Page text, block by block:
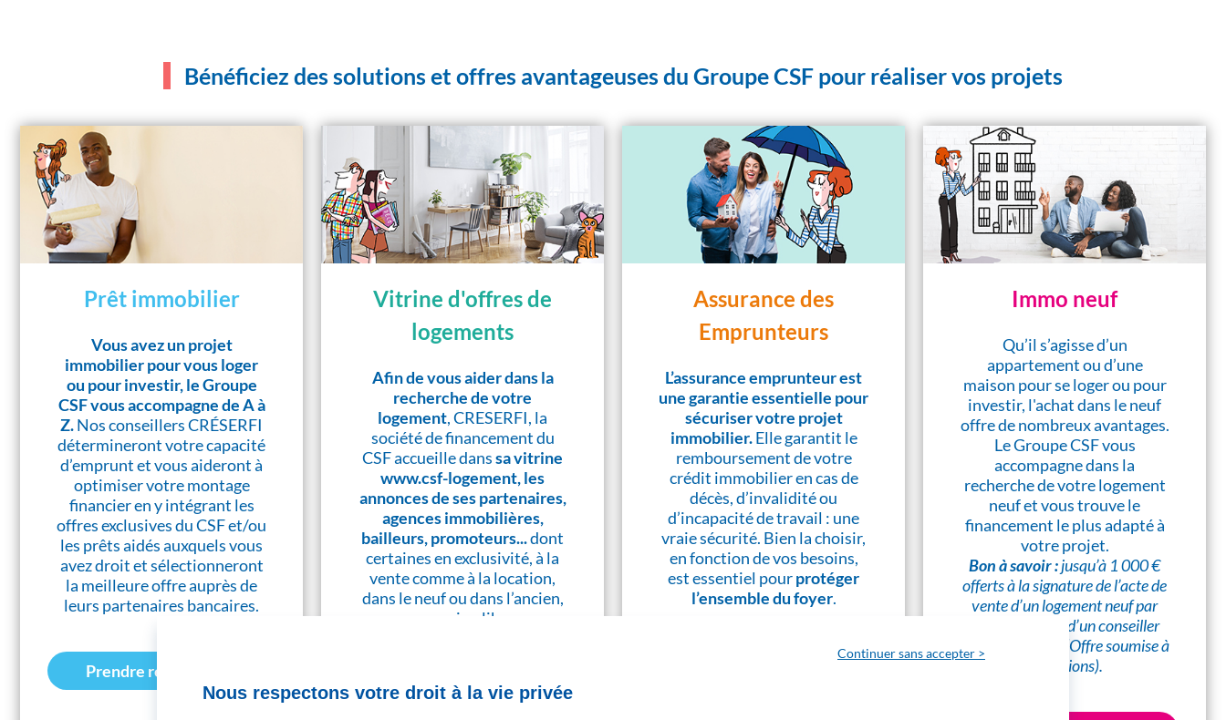
Bénéficiez des solutions et offres avantageuses du Groupe CSF pour réaliser vos projets
Prêt immobilier
Vous avez un projet
immobilier pour vous loger
ou pour investir, le Groupe
CSF vous accompagne de A à
Z.Nos conseillers CRÉSERFI
détermineront votre capacité
d’emprunt et vous aideront à
optimiser votre montage
financier en y intégrant les
offres exclusives du CSF et/ou
les prêts aidés auxquels vous
avez droit et sélectionneront
la meilleure offre auprès de
leurs partenaires bancaires.
Prendre rendez-vous
Vitrine d'offres de
logements
Afin de vous aider dans la
recherche de votre
logement, CRESERFI, la
société de financement du
CSF accueille danssa vitrine
www.csf-logement, les
annonces de ses partenaires,
agences immobilières,
bailleurs, promoteurs...dont
certaines en exclusivité, à la
vente comme à la location,
dans le neuf ou dans l’ancien,
en accession libre ou
En savoir plus
Assurance des
Emprunteurs
L’assurance emprunteur est
une garantie essentielle pour
sécuriser votre projet
immobilier.Elle garantit le
remboursement de votre
crédit immobilier en cas de
décès, d’invalidité ou
d’incapacité de travail : une
vraie sécurité. Bien la choisir,
en fonction de vos besoins,
est essentiel pourprotéger
l’ensemble du foyer.
Immo neuf
Qu’il s’agisse d’un
appartement ou d’une
maison pour se loger ou pour
investir, l'achat dans le neuf
offre de nombreux avantages.
Le Groupe CSF vous
accompagne dans la
recherche de votre logement
neuf et vous trouve le
financement le plus adapté à
votre projet.
Bon à savoir :jusqu’à 1 000 €
offerts à la signature de l’acte de
vente d’un logement neuf par
l’intermédiaire d’un conseiller
CSF Patrimoine (Offre soumise à
conditions).
Continuer sans accepter >
Nous respectons votre droit à la vie privée